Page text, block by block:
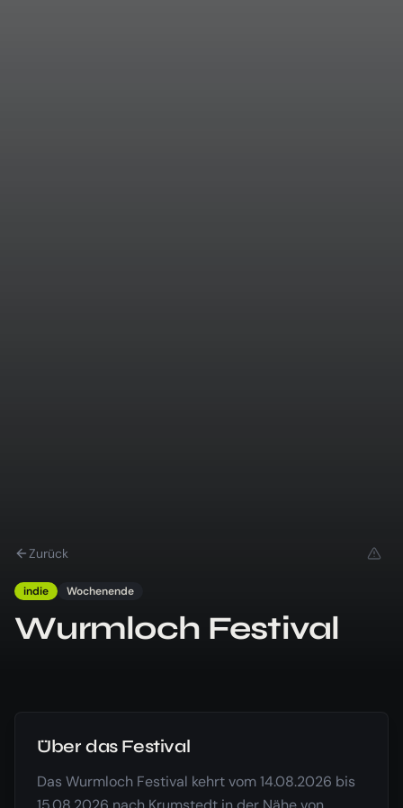
Zurück
indie Wochenende
Wurmloch Festival
Über das Festival
Das Wurmloch Festival kehrt vom 14.08.2026 bis